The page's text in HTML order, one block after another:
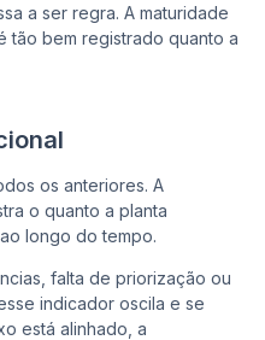
a ser regra. A maturidade
tão bem registrado quanto a
os anteriores. A
o quanto a planta
longo do tempo.
falta de priorização ou
indicador oscila e se
está alinhado, a